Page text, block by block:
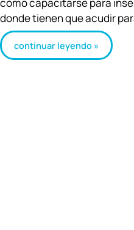
donde tienen que acudir
continuar leyendo »